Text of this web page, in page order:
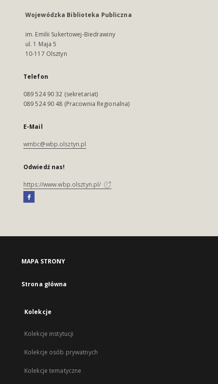
Wojewódzka Biblioteka Publiczna
im. Emilii Sukertowej-Biedrawiny
ul. 1 Maja 5
10-117 Olsztyn
Telefon
089 524 90 32 (sekretariat)
089 524 90 48 (Pracownia Regionalna)
E-Mail
wmbc@wbp.olsztyn.pl
Odwiedź nas!
https://www.wbp.olsztyn.pl/
MAPA STRONY
Strona główna
Kolekcje
Kolekcje instytucji
Kolekcje osób prywatnych
Kolekcje tematyczne